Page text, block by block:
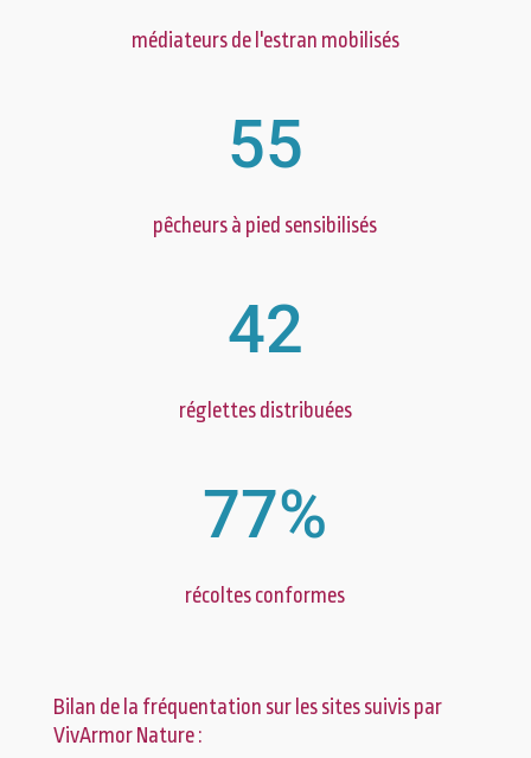
médiateurs de l'estran mobilisés
55
pêcheurs à pied sensibilisés
42
réglettes distribuées
77%
récoltes conformes
Bilan de la fréquentation sur les sites suivis par
VivArmor Nature :